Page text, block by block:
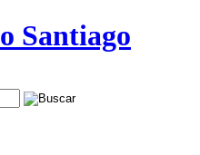
Santiago